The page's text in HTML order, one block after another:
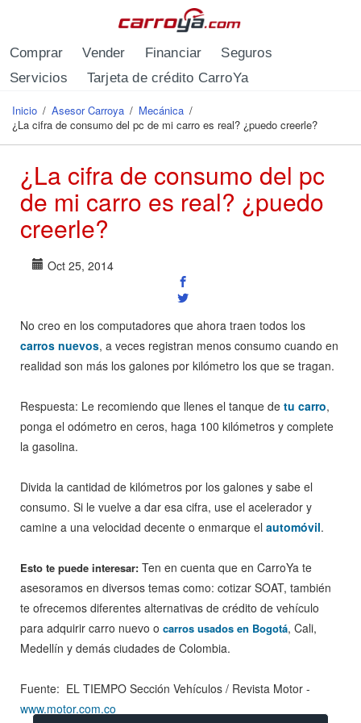
Comprar Vender Financiar
Seguros
Servicios
Tarjeta de crédito CarroYa
Se encuentra usted aquí
Inicio / Asesor Carroya / Mecánica /
¿La cifra de consumo del pc de mi carro es real? ¿puedo creerle?
¿La cifra de consumo del pc
de mi carro es real? ¿puedo
creerle?
Oct 25, 2014
No creo en los computadores que ahora traen todos los
carros nuevos, a veces registran menos consumo cuando en
realidad son más los galones por kilómetro los que se tragan.
Respuesta: Le recomiendo que llenes el tanque de tu carro,
ponga el odómetro en ceros, haga 100 kilómetros y complete
la gasolina.
Divida la cantidad de kilómetros por los galones y sabe el
consumo. Si le vuelve a dar esa cifra, use el acelerador y
camine a una velocidad decente o enmarque el automóvil.
Esto te puede interesar: Ten en cuenta que en CarroYa te
asesoramos en diversos temas como: cotizar SOAT, también
te ofrecemos diferentes alternativas de crédito de vehículo
para adquirir carro nuevo o carros usados en Bogotá, Cali,
Medellín y demás ciudades de Colombia.
Fuente: EL TIEMPO Sección Vehículos / Revista Motor -
www.motor.com.co